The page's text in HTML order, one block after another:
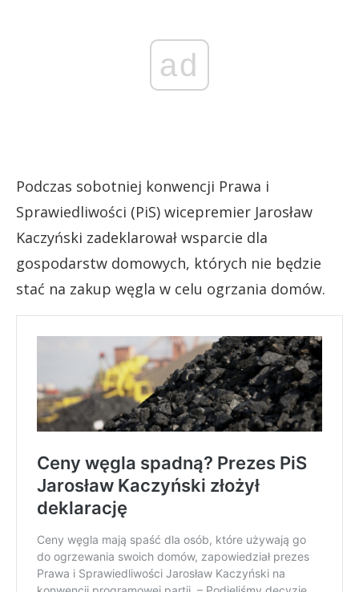
ad
Podczas sobotniej konwencji Prawa i
Sprawiedliwości (PiS) wicepremier Jarosław
Kaczyński zadeklarował wsparcie dla
gospodarstw domowych, których nie będzie
stać na zakup węgla w celu ogrzania domów.